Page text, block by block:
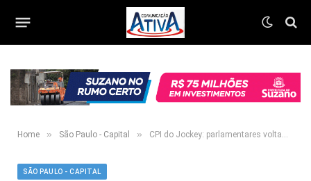
Home » São Paulo - Capital » CPI do Jockey: parlamentares voltam a interrogar representantes de empresa que tem vínculo com o Jockey em obras de restauro
SÃO PAULO - CAPITAL